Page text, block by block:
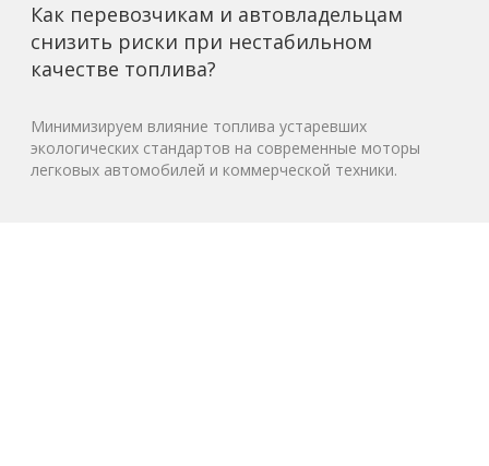
Как перевозчикам и автовладельцам
снизить риски при нестабильном
качестве топлива?
Минимизируем влияние топлива устаревших
экологических стандартов на современные моторы
легковых автомобилей и коммерческой техники.